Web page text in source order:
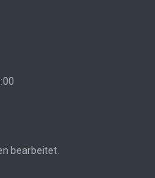
bearbeitet.